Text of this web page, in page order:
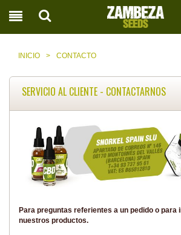
INICIO > CONTACTO
SERVICIO AL CLIENTE - CONTACTARNOS
Para preguntas referientes a un pedido o
nuestros productos.